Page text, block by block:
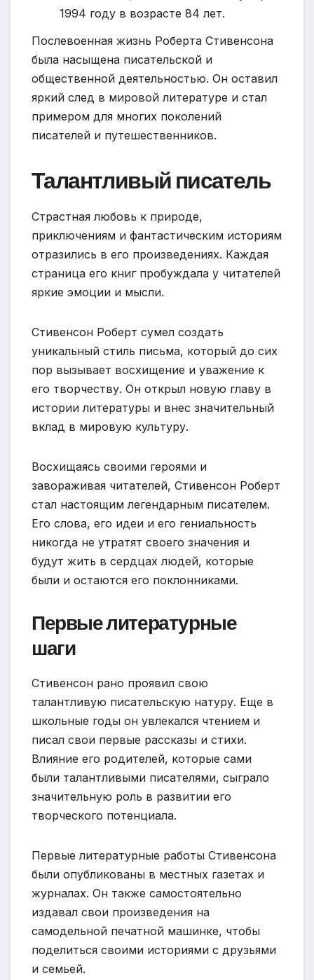
1994 году в возрасте 84 лет.
Послевоенная жизнь Роберта Стивенсона
была насыщена писательской и
общественной деятельностью. Он оставил
яркий след в мировой литературе и стал
примером для многих поколений
писателей и путешественников.
Талантливый писатель
Страстная любовь к природе,
приключениям и фантастическим историям
отразились в его произведениях. Каждая
страница его книг пробуждала у читателей
яркие эмоции и мысли.
Стивенсон Роберт сумел создать
уникальный стиль письма, который до сих
пор вызывает восхищение и уважение к
его творчеству. Он открыл новую главу в
истории литературы и внес значительный
вклад в мировую культуру.
Восхищаясь своими героями и
завораживая читателей, Стивенсон Роберт
стал настоящим легендарным писателем.
Его слова, его идеи и его гениальность
никогда не утратят своего значения и
будут жить в сердцах людей, которые
были и остаются его поклонниками.
Первые литературные
шаги
Стивенсон рано проявил свою
талантливую писательскую натуру. Еще в
школьные годы он увлекался чтением и
писал свои первые рассказы и стихи.
Влияние его родителей, которые сами
были талантливыми писателями, сыграло
значительную роль в развитии его
творческого потенциала.
Первые литературные работы Стивенсона
были опубликованы в местных газетах и
журналах. Он также самостоятельно
издавал свои произведения на
самодельной печатной машинке, чтобы
поделиться своими историями с друзьями
и семьей.